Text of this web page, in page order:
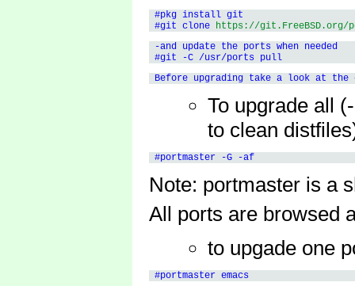
#pkg install git
#git clone
https://
-and update the ports when needed
To upgrade all
to clean
Note: portmaster is a
All ports are browsed
to upgade one